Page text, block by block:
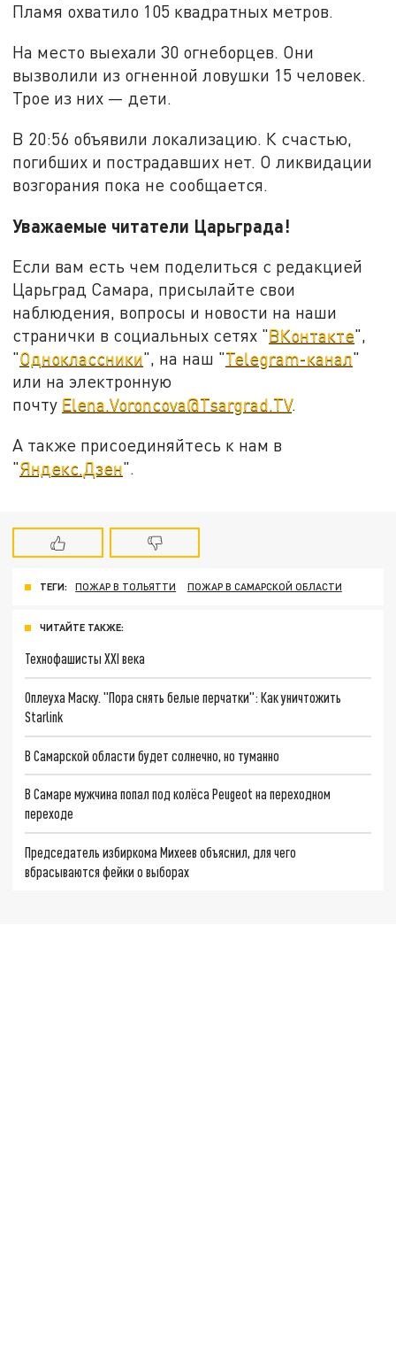
Пламя охватило 105 квадратных метров.
На место выехали 30 огнеборцев. Они
вызволили из огненной ловушки 15 человек.
Трое из них — дети.
В 20:56 объявили локализацию. К счастью,
погибших и пострадавших нет. О ликвидации
возгорания пока не сообщается.
Уважаемые читатели Царьграда!
Если вам есть чем поделиться с редакцией
Царьград Самара, присылайте свои
наблюдения, вопросы и новости на наши
странички в социальных сетях "ВКонтакте",
"Одноклассники", на наш "Telegram-канал"
или на электронную
почту Elena.Voroncova@Tsargrad.TV.
А также присоединяйтесь к нам в
"Яндекс.Дзен".
ТЕГИ: ПОЖАР В ТОЛЬЯТТИ ПОЖАР В САМАРСКОЙ ОБЛАСТИ
ЧИТАЙТЕ ТАКЖЕ:
Технофашисты XXI века
Оплеуха Маску. "Пора снять белые перчатки": Как уничтожить
Starlink
В Самарской области будет солнечно, но туманно
В Самаре мужчина попал под колёса Peugeot на переходном
переходе
Председатель избиркома Михеев объяснил, для чего
вбрасываются фейки о выборах